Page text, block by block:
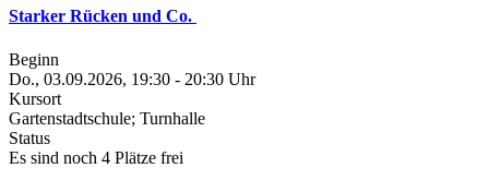
Starker Rücken und Co.
Beginn
Do., 03.09.2026, 19:30 - 20:30 Uhr
Kursort
Gartenstadtschule; Turnhalle
Status
Es sind noch 4 Plätze frei